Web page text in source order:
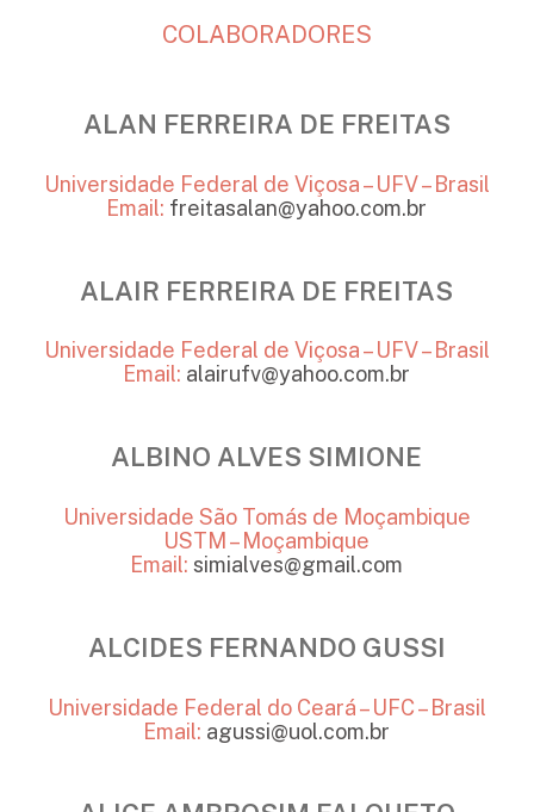
COLABORADORES
ALAN FERREIRA DE FREITAS
Universidade Federal de Viçosa – UFV – Brasil
Email: freitasalan@yahoo.com.br
ALAIR FERREIRA DE FREITAS
Universidade Federal de Viçosa – UFV – Brasil
Email: alairufv@yahoo.com.br
ALBINO ALVES SIMIONE
Universidade São Tomás de Moçambique
USTM – Moçambique
Email: simialves@gmail.com
ALCIDES FERNANDO GUSSI
Universidade Federal do Ceará – UFC – Brasil
Email: agussi@uol.com.br